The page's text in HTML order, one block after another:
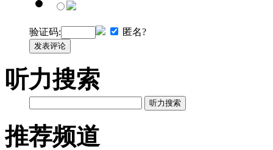
验证码: 匿名?
发表评论
听力搜索
听力搜索
推荐频道